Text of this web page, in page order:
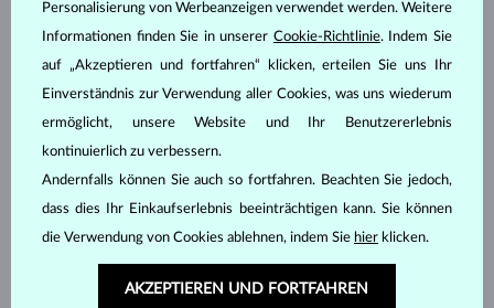
WEISSGOLD
6 083 €
WEISSGOLD
2 605 €
AUF LAGER
Personalisierung von Werbeanzeigen verwendet werden. Weitere
Informationen finden Sie in unserer Cookie-Richtlinie. Indem Sie
auf „Akzeptieren und fortfahren“ klicken, erteilen Sie uns Ihr
Einverständnis zur Verwendung aller Cookies, was uns wiederum
ermöglicht, unsere Website und Ihr Benutzererlebnis
kontinuierlich zu verbessern.
Andernfalls können Sie auch so fortfahren. Beachten Sie jedoch,
dass dies Ihr Einkaufserlebnis beeinträchtigen kann. Sie können
die Verwendung von Cookies ablehnen, indem Sie hier klicken.
AKZEPTIEREN UND FORTFAHREN